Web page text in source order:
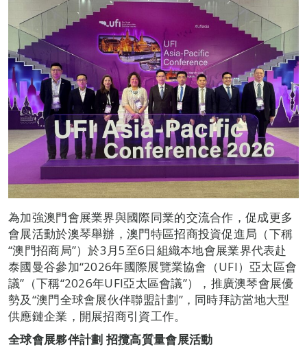
為加強澳門會展業界與國際同業的交流合作，促成更多
會展活動於澳琴舉辦，澳門特區招商投資促進局（下稱
“澳門招商局”）於3月5至6日組織本地會展業界代表赴
泰國曼谷參加“2026年國際展覽業協會（UFI）亞太區會
議”（下稱“2026年UFI亞太區會議”），推廣澳琴會展優
勢及“澳門全球會展伙伴聯盟計劃”，同時拜訪當地大型
供應鏈企業，開展招商引資工作。
全球會展夥伴計劃 招攬高質量會展活動